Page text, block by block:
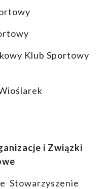
Klub Sportowy
i Związki
Stowarzyszenie